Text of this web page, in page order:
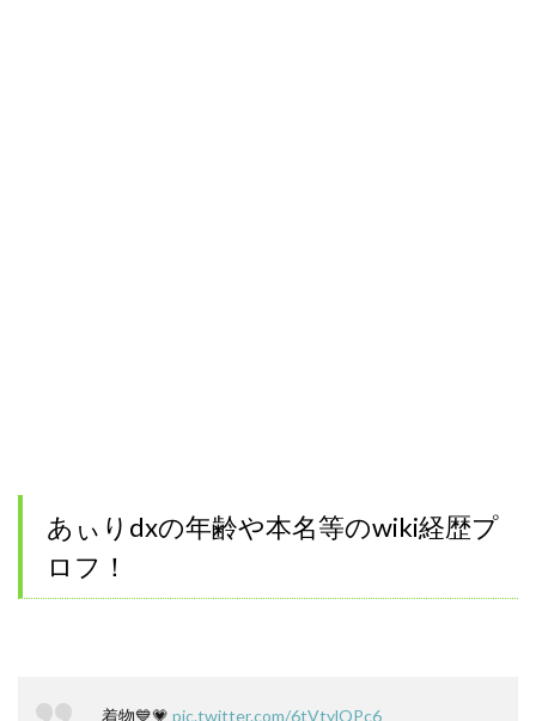
あぃりdxの年齢や本名等のwiki経歴プ
ロフ！
着物💙💗 pic.twitter.com/6tVtylQPc6